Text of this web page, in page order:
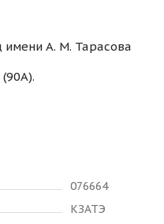
имени А. М. Тарасова
076664
КЗАТЭ